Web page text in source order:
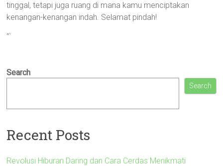
tinggal, tetapi juga ruang di mana kamu menciptakan
kenangan-kenangan indah. Selamat pindah!
“`
Search
Search
Recent Posts
Revolusi Hiburan Daring dan Cara Cerdas Menikmati